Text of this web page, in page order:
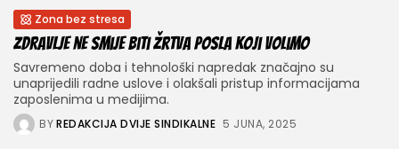
Zona bez stresa
Zdravlje ne smije biti žrtva posla koji volimo
Savremeno doba i tehnološki napredak značajno su
unaprijedili radne uslove i olakšali pristup informacijama
zaposlenima u medijima.
BYREDAKCIJA DVIJE SINDIKALNE 5 JUNA, 2025